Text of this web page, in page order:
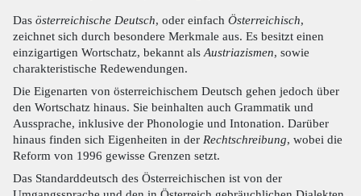
Das österreichische Deutsch, oder einfach Österreichisch,
zeichnet sich durch besondere Merkmale aus. Es besitzt einen
einzigartigen Wortschatz, bekannt als Austriazismen, sowie
charakteristische Redewendungen.
Die Eigenarten von österreichischem Deutsch gehen jedoch über
den Wortschatz hinaus. Sie beinhalten auch Grammatik und
Aussprache, inklusive der Phonologie und Intonation. Darüber
hinaus finden sich Eigenheiten in der Rechtschreibung, wobei die
Reform von 1996 gewisse Grenzen setzt.
Das Standarddeutsch des Österreichischen ist von der